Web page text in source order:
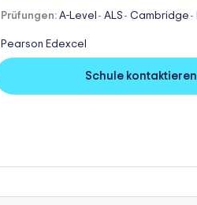
Prüfungen: A-Level - ALS - Cambridge -
Pearson Edexcel
Schule kontaktieren